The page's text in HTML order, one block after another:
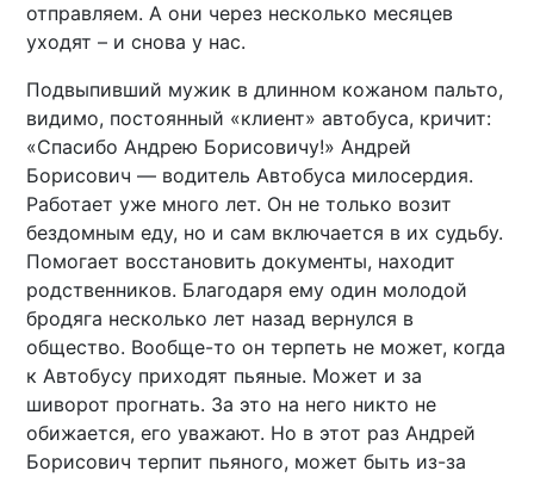
отправляем. А они через несколько месяцев
уходят – и снова у нас.
Подвыпивший мужик в длинном кожаном пальто,
видимо, постоянный «клиент» автобуса, кричит:
«Спасибо Андрею Борисовичу!» Андрей
Борисович — водитель Автобуса милосердия.
Работает уже много лет. Он не только возит
бездомным еду, но и сам включается в их судьбу.
Помогает восстановить документы, находит
родственников. Благодаря ему один молодой
бродяга несколько лет назад вернулся в
общество. Вообще-то он терпеть не может, когда
к Автобусу приходят пьяные. Может и за
шиворот прогнать. За это на него никто не
обижается, его уважают. Но в этот раз Андрей
Борисович терпит пьяного, может быть из-за